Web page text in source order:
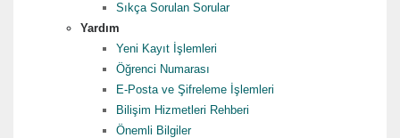
Sıkça Sorulan Sorular
Yardım
Yeni Kayıt İşlemleri
Öğrenci Numarası
E-Posta ve Şifreleme İşlemleri
Bilişim Hizmetleri Rehberi
Önemli Bilgiler